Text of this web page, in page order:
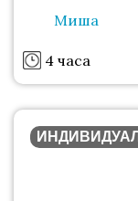
Миша
4 часа